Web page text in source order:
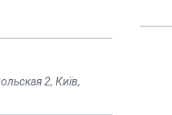
2, Київ,